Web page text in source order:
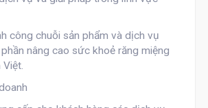
công chuỗi sản phẩm và dịch vụ
nâng cao sức khoẻ răng miệng